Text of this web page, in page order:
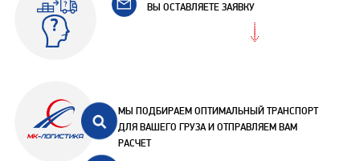
ВЫ ОСТАВЛЯЕТЕ ЗАЯВКУ
МЫ ПОДБИРАЕМ ОПТИМАЛЬНЫЙ ТРАНСПОРТ
ДЛЯ ВАШЕГО ГРУЗА И ОТПРАВЛЯЕМ ВАМ
РАСЧЕТ